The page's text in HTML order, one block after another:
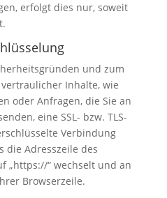
erfolgt dies nur, soweit
und zum
Inhalte, wie
oder Anfragen, die Sie an
eine SSL- bzw. TLS-
Verbindung
die Adresszeile des
„https://“ wechselt und an
Browserzeile.